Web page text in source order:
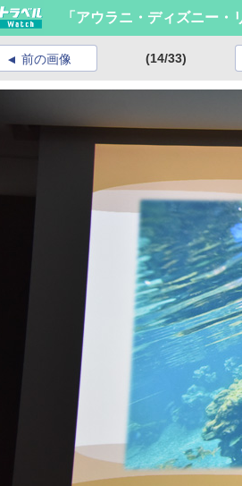
「アウラニ・ディズニー
前の画像 (14/33)